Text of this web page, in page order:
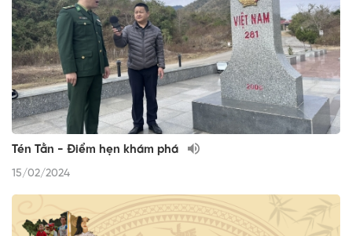
Tén Tằn - Điểm hẹn khám phá
15/02/2024